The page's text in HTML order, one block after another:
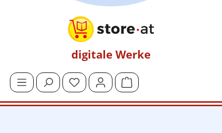
digitale Werke
Du hast 0 Produkte auf dem Merkzettel
Warenkorb enthält 0